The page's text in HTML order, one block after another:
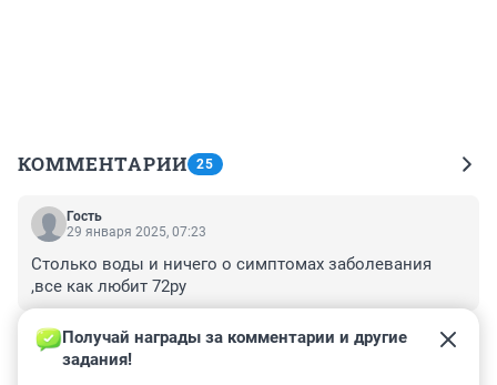
КОММЕНТАРИИ 25
Гость
29 января 2025, 07:23
Столько воды и ничего о симптомах заболевания
,все как любит 72ру
–0
Гость
Получай награды за комментарии и другие
задания!